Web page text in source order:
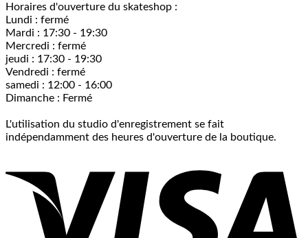
Horaires d'ouverture du skateshop :
Lundi : fermé
Mardi : 17:30 - 19:30
Mercredi : fermé
jeudi : 17:30 - 19:30
Vendredi : fermé
samedi : 12:00 - 16:00
Dimanche : Fermé
L'utilisation du studio d'enregistrement se fait
indépendamment des heures d'ouverture de la boutique.